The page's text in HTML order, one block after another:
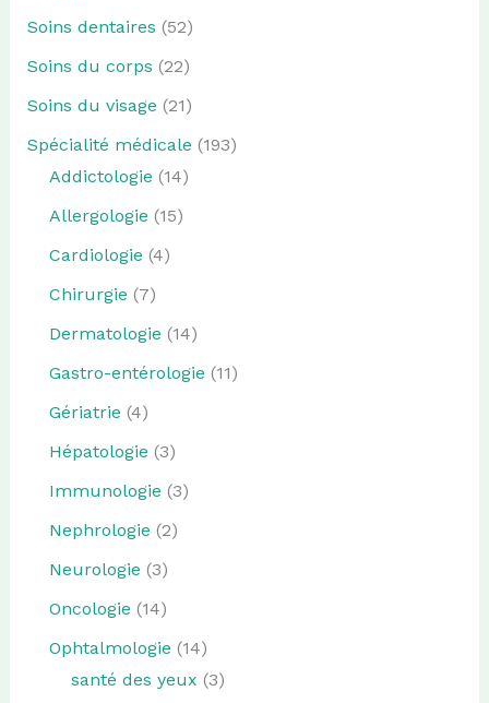
Soins dentaires (52)
Soins du corps (22)
Soins du visage (21)
Spécialité médicale (193)
Addictologie (14)
Allergologie (15)
Cardiologie (4)
Chirurgie (7)
Dermatologie (14)
Gastro-entérologie (11)
Gériatrie (4)
Hépatologie (3)
Immunologie (3)
Nephrologie (2)
Neurologie (3)
Oncologie (14)
Ophtalmologie (14)
santé des yeux (3)